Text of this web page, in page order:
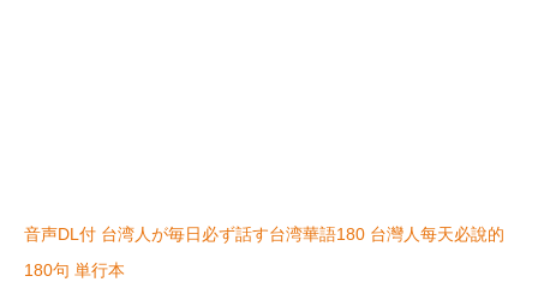
音声DL付 台湾人が毎日必ず話す台湾華語180 台灣人每天必說的
180句 単行本